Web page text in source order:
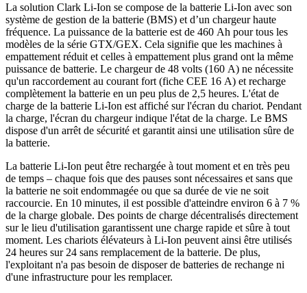
La solution Clark Li-Ion se compose de la batterie Li-Ion avec son
système de gestion de la batterie (BMS) et d’un chargeur haute
fréquence. La puissance de la batterie est de 460 Ah pour tous les
modèles de la série GTX/GEX. Cela signifie que les machines à
empattement réduit et celles à empattement plus grand ont la même
puissance de batterie. Le chargeur de 48 volts (160 A) ne nécessite
qu'un raccordement au courant fort (fiche CEE 16 A) et recharge
complètement la batterie en un peu plus de 2,5 heures. L'état de
charge de la batterie Li-Ion est affiché sur l'écran du chariot. Pendant
la charge, l'écran du chargeur indique l'état de la charge. Le BMS
dispose d'un arrêt de sécurité et garantit ainsi une utilisation sûre de
la batterie.
La batterie Li-Ion peut être rechargée à tout moment et en très peu
de temps – chaque fois que des pauses sont nécessaires et sans que
la batterie ne soit endommagée ou que sa durée de vie ne soit
raccourcie. En 10 minutes, il est possible d'atteindre environ 6 à 7 %
de la charge globale. Des points de charge décentralisés directement
sur le lieu d'utilisation garantissent une charge rapide et sûre à tout
moment. Les chariots élévateurs à Li-Ion peuvent ainsi être utilisés
24 heures sur 24 sans remplacement de la batterie. De plus,
l'exploitant n'a pas besoin de disposer de batteries de rechange ni
d'une infrastructure pour les remplacer.